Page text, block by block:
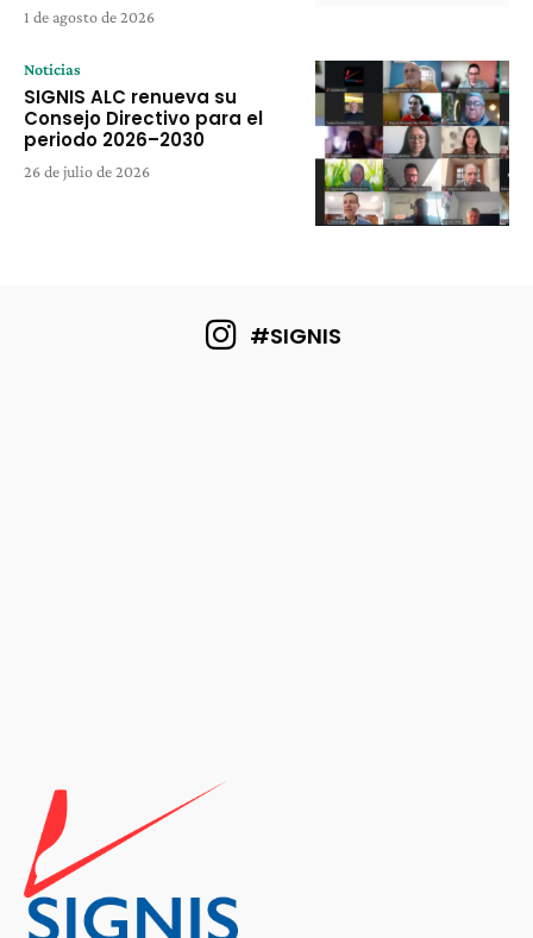
1 de agosto de 2026
Noticias
SIGNIS ALC renueva su
Consejo Directivo para el
periodo 2026–2030
26 de julio de 2026
#SIGNIS